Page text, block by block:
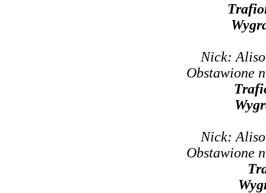
Nick:
Obstawione
Nick:
Obstawione